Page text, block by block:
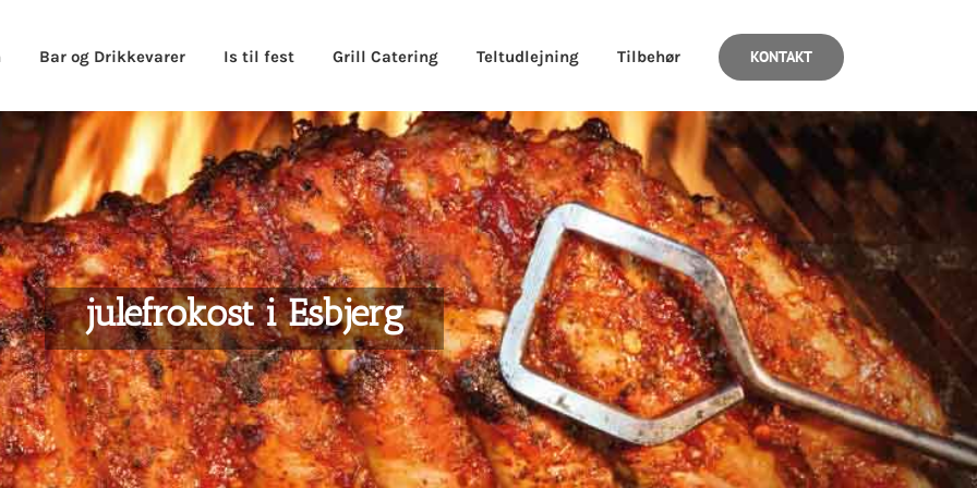
Bar og Drikkevarer Is til fest Grill Catering Teltudlejning Tilbehør KONTAKT
julefrokost i Esbjerg